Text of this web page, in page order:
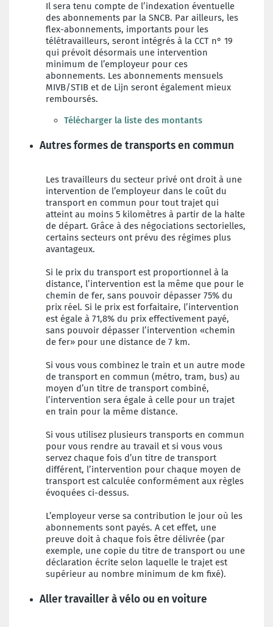
Il sera tenu compte de l’indexation éventuelle
des abonnements par la SNCB. Par ailleurs, les
flex-abonnements, importants pour les
télétravailleurs, seront intégrés à la CCT n° 19
qui prévoit désormais une intervention
minimum de l’employeur pour ces
abonnements. Les abonnements mensuels
MIVB/STIB et de Lijn seront également mieux
remboursés.
Télécharger la liste des montants
Autres formes de transports en commun
Les travailleurs du secteur privé ont droit à une
intervention de l’employeur dans le coût du
transport en commun pour tout trajet qui
atteint au moins 5 kilomètres à partir de la halte
de départ. Grâce à des négociations sectorielles,
certains secteurs ont prévu des régimes plus
avantageux.
Si le prix du transport est proportionnel à la
distance, l’intervention est la même que pour le
chemin de fer, sans pouvoir dépasser 75% du
prix réel. Si le prix est forfaitaire, l’intervention
est égale à 71,8% du prix effectivement payé,
sans pouvoir dépasser l’intervention «chemin
de fer» pour une distance de 7 km.
Si vous vous combinez le train et un autre mode
de transport en commun (métro, tram, bus) au
moyen d’un titre de transport combiné,
l’intervention sera égale à celle pour un trajet
en train pour la même distance.
Si vous utilisez plusieurs transports en commun
pour vous rendre au travail et si vous vous
servez chaque fois d’un titre de transport
différent, l’intervention pour chaque moyen de
transport est calculée conformément aux règles
évoquées ci-dessus.
L’employeur verse sa contribution le jour où les
abonnements sont payés. A cet effet, une
preuve doit à chaque fois être délivrée (par
exemple, une copie du titre de transport ou une
déclaration écrite selon laquelle le trajet est
supérieur au nombre minimum de km fixé).
Aller travailler à vélo ou en voiture